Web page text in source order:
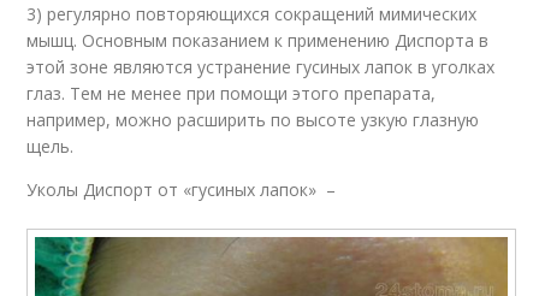
3) регулярно повторяющихся сокращений мимических
мышц. Основным показанием к применению Диспорта в
этой зоне являются устранение гусиных лапок в уголках
глаз. Тем не менее при помощи этого препарата,
например, можно расширить по высоте узкую глазную
щель.
Уколы Диспорт от «гусиных лапок» –